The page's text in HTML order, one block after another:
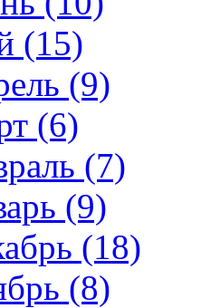
(15)
(9)
(6)
(7)
(9)
(18)
(8)